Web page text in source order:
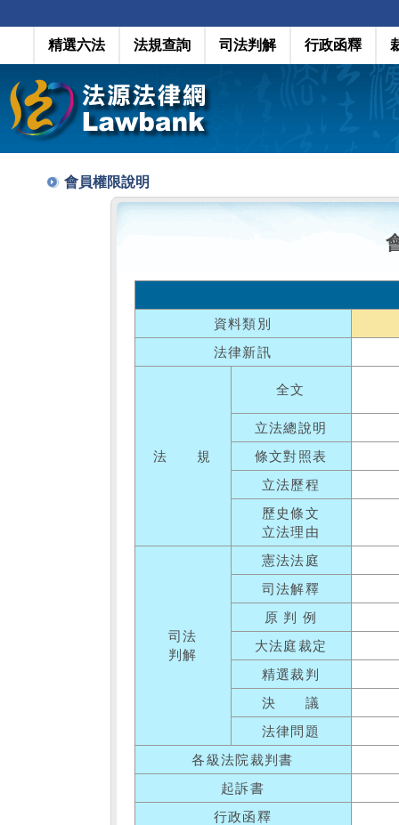
精選六法 法規查詢 司法判解 行政函釋
會員權限說明
資料類別
法律新訊
法 規
全文
立法總說明
條文對照表
立法歷程
歷史條文
立法理由
司法
判解
憲法法庭
司法解釋
原 判 例
大法庭裁定
精選裁判
決 議
法律問題
各級法院裁判書
起訴書
行政函釋